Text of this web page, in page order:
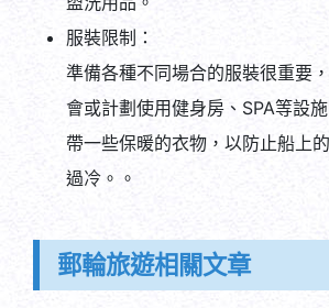
準備各種不同場合的服裝很重要
會或計劃使用健身房、SPA等設
帶一些保暖的衣物，以防止船上
過冷。。
麗星郵輪 探索星號看這篇就夠！